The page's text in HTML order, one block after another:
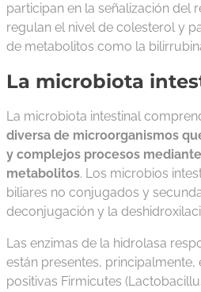
participan en la señalización del
regulan el nivel de colesterol y
de metabolitos como la
La microbiota
La microbiota intestinal
diversa de microorganismos
y complejos procesos
metabolitos. Los microbios
biliares no conjugados y
deconjugación y la
Las enzimas de la hidrolasa
están presentes, principalmente,
positivas Firmicutes